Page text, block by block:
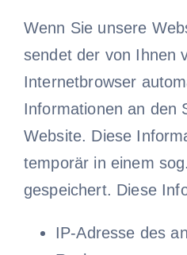
Wenn Sie unsere
sendet der von Ihnen
Internetbrowser
Informationen an den
Website. Diese
temporär in einem
gespeichert. Diese
IP-Adresse des